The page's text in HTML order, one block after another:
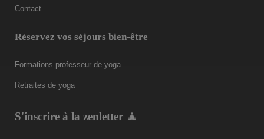
Contact
Réservez vos séjours bien-être
Formations professeur de yoga
Retraites de yoga
S'inscrire à la zenletter 🧘